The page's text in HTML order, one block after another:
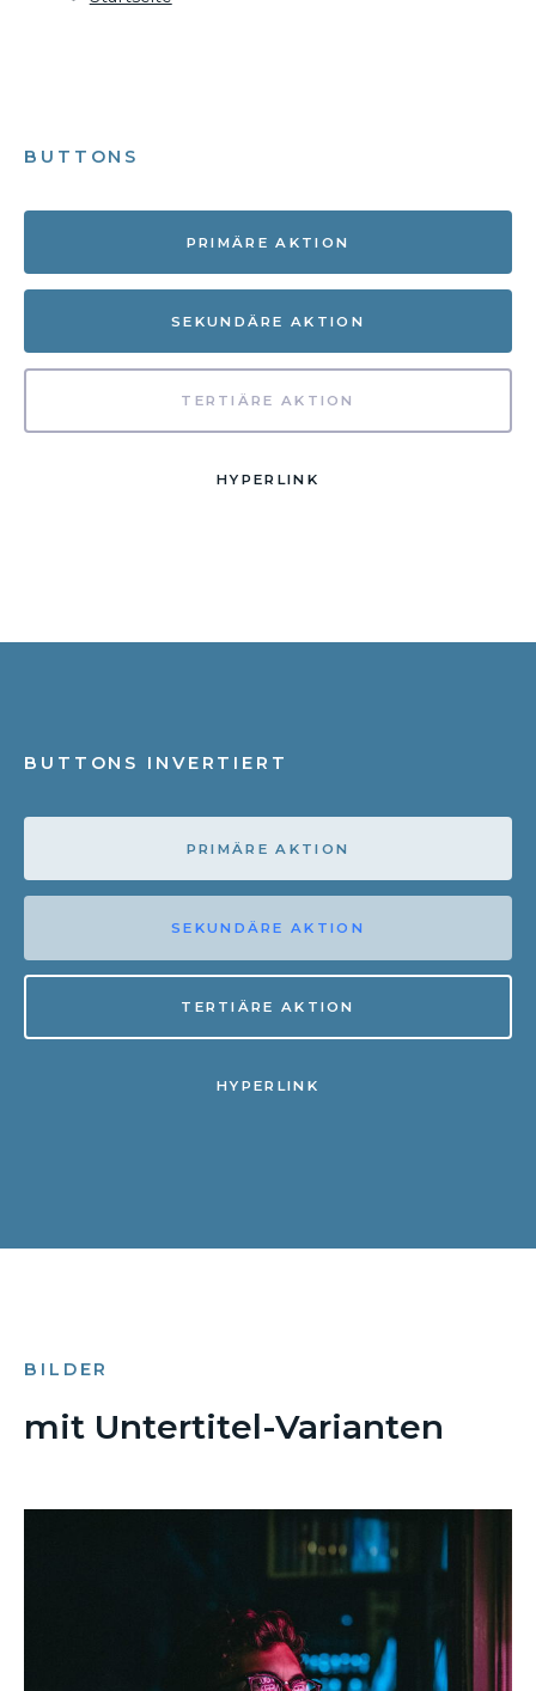
BUTTONS
PRIMÄRE AKTION
SEKUNDÄRE AKTION
TERTIÄRE AKTION
HYPERLINK
BUTTONS INVERTIERT
PRIMÄRE AKTION
SEKUNDÄRE AKTION
TERTIÄRE AKTION
HYPERLINK
BILDER
mit Untertitel-Varianten